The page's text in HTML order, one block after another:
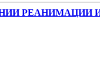
РЕАНИМАЦИИ